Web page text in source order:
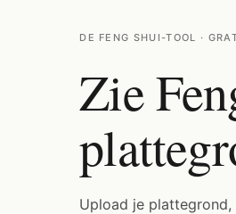
DE FENG SHUI-TOOL ·
Zie
Upload je